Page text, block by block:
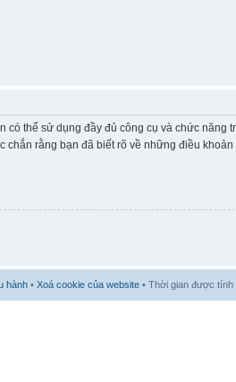
thể sử dụng đầy đủ công cụ và chức năng
chắn rằng bạn đã biết rõ về những điều
hành • Xoá cookie của website • Thời gian được